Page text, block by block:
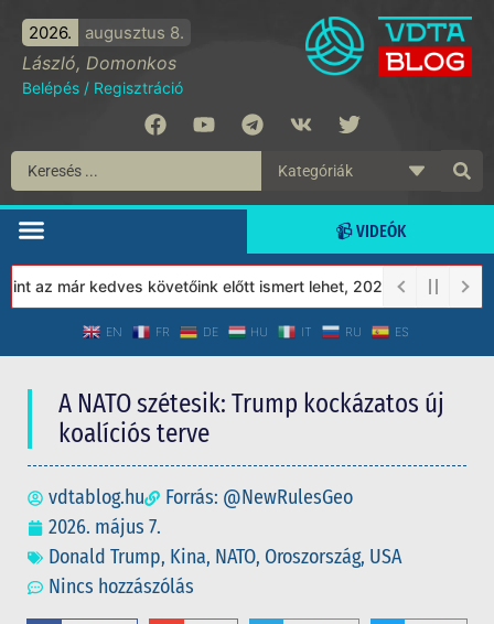
2026. augusztus 8.
László, Domonkos
Belépés / Regisztráció
📹 VIDEÓK
már kedves követőink előtt ismert lehet, 2023-tól a Védett
EN FR DE HU IT RU ES
A NATO szétesik: Trump kockázatos új
koalíciós terve
vdtablog.hu
Forrás: @NewRulesGeo
2026. május 7.
Donald Trump, Kina, NATO, Oroszország, USA
Nincs hozzászólás